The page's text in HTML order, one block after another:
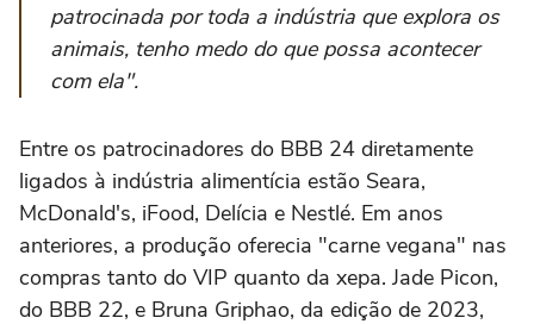
patrocinada por toda a indústria que explora os
animais, tenho medo do que possa acontecer
com ela".
Entre os patrocinadores do BBB 24 diretamente
ligados à indústria alimentícia estão Seara,
McDonald's, iFood, Delícia e Nestlé. Em anos
anteriores, a produção oferecia "carne vegana" nas
compras tanto do VIP quanto da xepa. Jade Picon,
do BBB 22, e Bruna Griphao, da edição de 2023,